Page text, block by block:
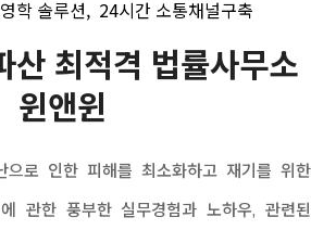
학 솔루션, 24시간 소통채널구축
산 최적격 법률사무소
윈앤윈
으로 인한 피해를 최소화하고 재기를 위한
관한 풍부한 실무경험과 노하우, 관련된